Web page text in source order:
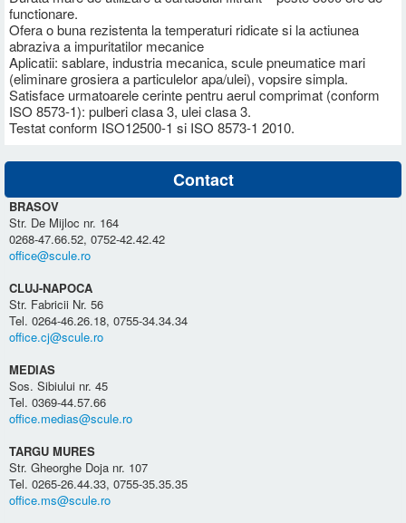
functionare.
Ofera o buna rezistenta la temperaturi ridicate si la actiunea
abraziva a impuritatilor mecanice
Aplicatii: sablare, industria mecanica, scule pneumatice mari
(eliminare grosiera a particulelor apa/ulei), vopsire simpla.
Satisface urmatoarele cerinte pentru aerul comprimat (conform
ISO 8573-1): pulberi clasa 3, ulei clasa 3.
Testat conform ISO12500-1 si ISO 8573-1 2010.
Contact
BRASOV
Str. De Mijloc nr. 164
0268-47.66.52, 0752-42.42.42
office@scule.ro
CLUJ-NAPOCA
Str. Fabricii Nr. 56
Tel. 0264-46.26.18, 0755-34.34.34
office.cj@scule.ro
MEDIAS
Sos. Sibiului nr. 45
Tel. 0369-44.57.66
office.medias@scule.ro
TARGU MURES
Str. Gheorghe Doja nr. 107
Tel. 0265-26.44.33, 0755-35.35.35
office.ms@scule.ro